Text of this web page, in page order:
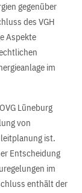
gegenüber
des VGH
Aspekte
im
Lüneburg
von
ist.
Entscheidung
im
enthält der